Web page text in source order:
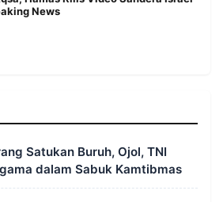
News
Satukan Buruh, Ojol, TNI
dalam Sabuk Kamtibmas